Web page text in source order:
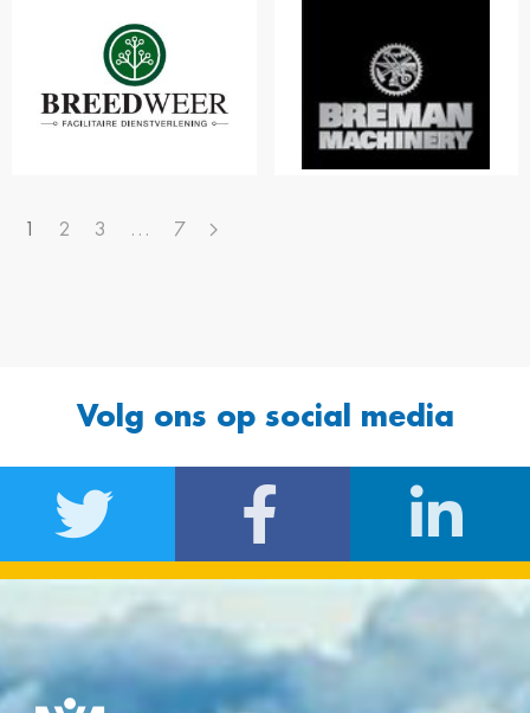
1 2 3 … 7
Volg ons op social media